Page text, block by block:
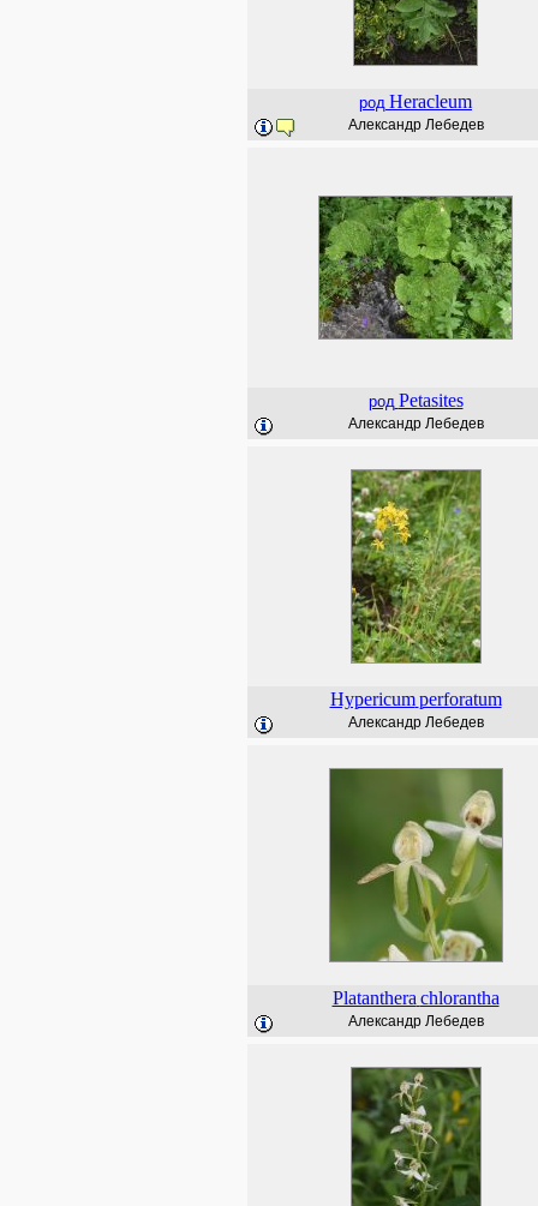
род Heracleum
Александр Лебедев
род Petasites
Александр Лебедев
Hypericum perforatum
Александр Лебедев
Platanthera chlorantha
Александр Лебедев